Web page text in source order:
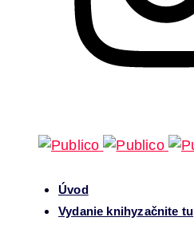
Úvod
Vydanie knihyzačnite tu